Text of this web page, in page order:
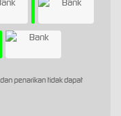
penarikan tidak dapat